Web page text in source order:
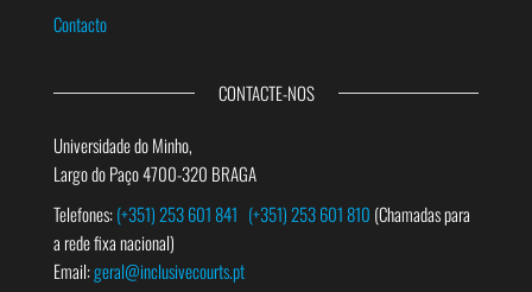
Contacto
CONTACTE-NOS
Universidade do Minho,
Largo do Paço 4700-320 BRAGA
Telefones:(+351) 253 601 841 (+351) 253 601 810 (Chamadas para
a rede fixa nacional)
Email:geral@inclusivecourts.pt